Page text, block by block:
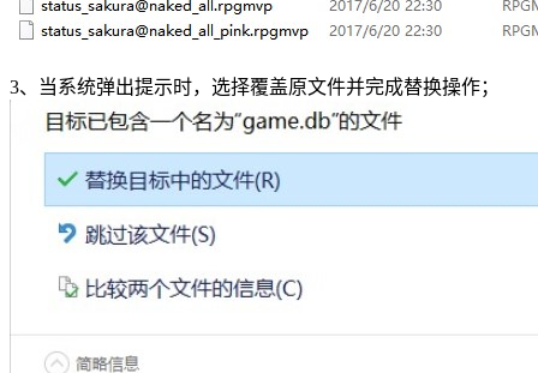
3、当系统弹出提示时，选择覆盖原文件并完成替换操作；